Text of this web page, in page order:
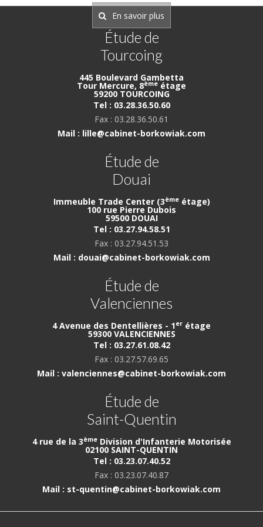
En savoir plus
Étude de
Tourcoing
445 Boulevard Gambetta
Tour Mercure, 8ème étage
59200 TOURCOING
Tel : 03.28.36.50.60
Fax : 03.28.36.50.61
Mail : lille@cabinet-borkowiak.com
Étude de
Douai
Immeuble Trade Center (3èmeétage)
100 rue Pierre Dubois
59500 DOUAI
Tel : 03.27.94.58.51
Fax : 03.27.94.51.53
Mail : douai@cabinet-borkowiak.com
Étude de
Valenciennes
4 Avenue des Dentellières - 1er étage
59300 VALENCIENNES
Tel : 03.27.61.08.42
Fax : 03.27.57.69.65
Mail : valenciennes@cabinet-borkowiak.com
Étude de
Saint-Quentin
4 rue de la 3èmeDivision d'Infanterie Motorisée
02100 SAINT-QUENTIN
Tel : 03.23.07.40.52
Fax : 03.23.07.40.87
Mail : st-quentin@cabinet-borkowiak.com